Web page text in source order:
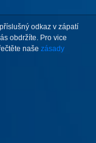
odkaz v zápatí
obdržíte. Pro vice
naše zásady